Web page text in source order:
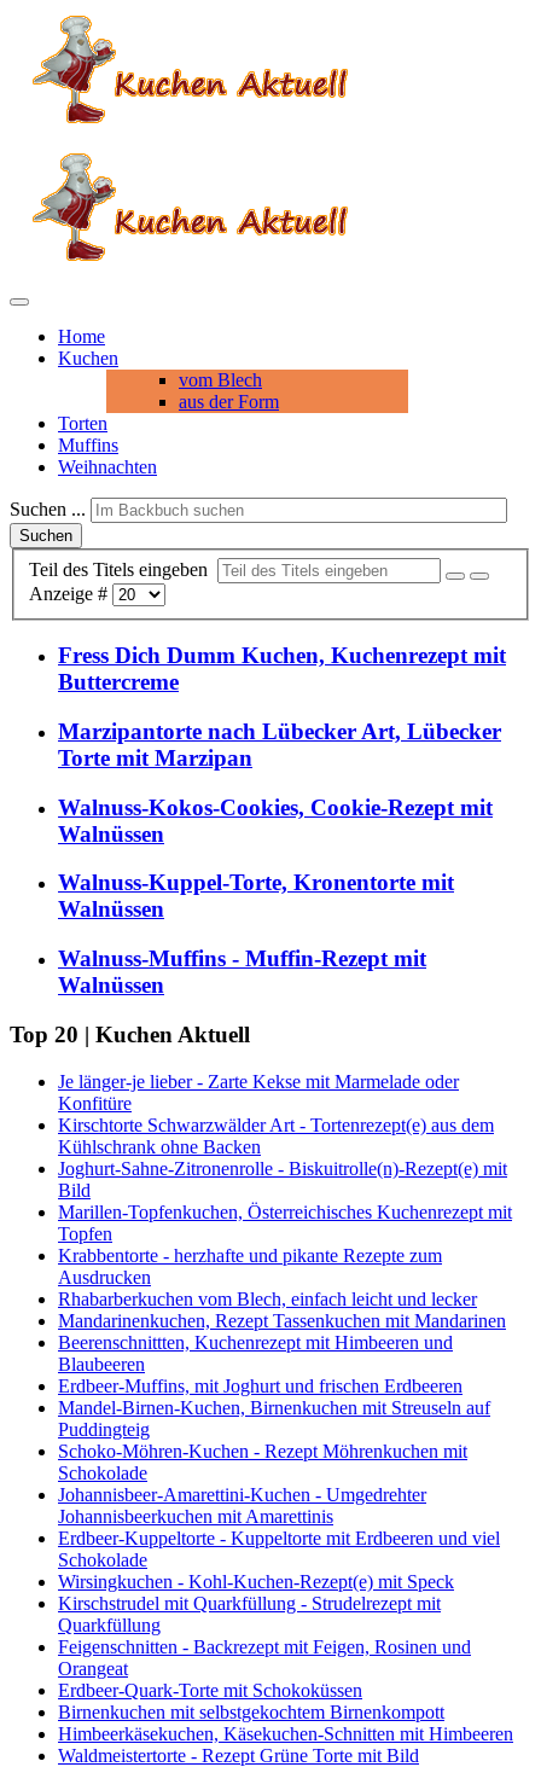
Home
Kuchen
vom Blech
aus der Form
Torten
Muffins
Weihnachten
Suchen ...
Suchen
Teil des Titels eingeben
Anzeige #
Fress Dich Dumm Kuchen, Kuchenrezept mit
Buttercreme
Marzipantorte nach Lübecker Art, Lübecker
Torte mit Marzipan
Walnuss-Kokos-Cookies, Cookie-Rezept mit
Walnüssen
Walnuss-Kuppel-Torte, Kronentorte mit
Walnüssen
Walnuss-Muffins - Muffin-Rezept mit
Walnüssen
Top 20 | Kuchen Aktuell
Je länger-je lieber - Zarte Kekse mit Marmelade oder
Konfitüre
Kirschtorte Schwarzwälder Art - Tortenrezept(e) aus dem
Kühlschrank ohne Backen
Joghurt-Sahne-Zitronenrolle - Biskuitrolle(n)-Rezept(e) mit
Bild
Marillen-Topfenkuchen, Österreichisches Kuchenrezept mit
Topfen
Krabbentorte - herzhafte und pikante Rezepte zum
Ausdrucken
Rhabarberkuchen vom Blech, einfach leicht und lecker
Mandarinenkuchen, Rezept Tassenkuchen mit Mandarinen
Beerenschnittten, Kuchenrezept mit Himbeeren und
Blaubeeren
Erdbeer-Muffins, mit Joghurt und frischen Erdbeeren
Mandel-Birnen-Kuchen, Birnenkuchen mit Streuseln auf
Puddingteig
Schoko-Möhren-Kuchen - Rezept Möhrenkuchen mit
Schokolade
Johannisbeer-Amarettini-Kuchen - Umgedrehter
Johannisbeerkuchen mit Amarettinis
Erdbeer-Kuppeltorte - Kuppeltorte mit Erdbeeren und viel
Schokolade
Wirsingkuchen - Kohl-Kuchen-Rezept(e) mit Speck
Kirschstrudel mit Quarkfüllung - Strudelrezept mit
Quarkfüllung
Feigenschnitten - Backrezept mit Feigen, Rosinen und
Orangeat
Erdbeer-Quark-Torte mit Schokoküssen
Birnenkuchen mit selbstgekochtem Birnenkompott
Himbeerkäsekuchen, Käsekuchen-Schnitten mit Himbeeren
Waldmeistertorte - Rezept Grüne Torte mit Bild